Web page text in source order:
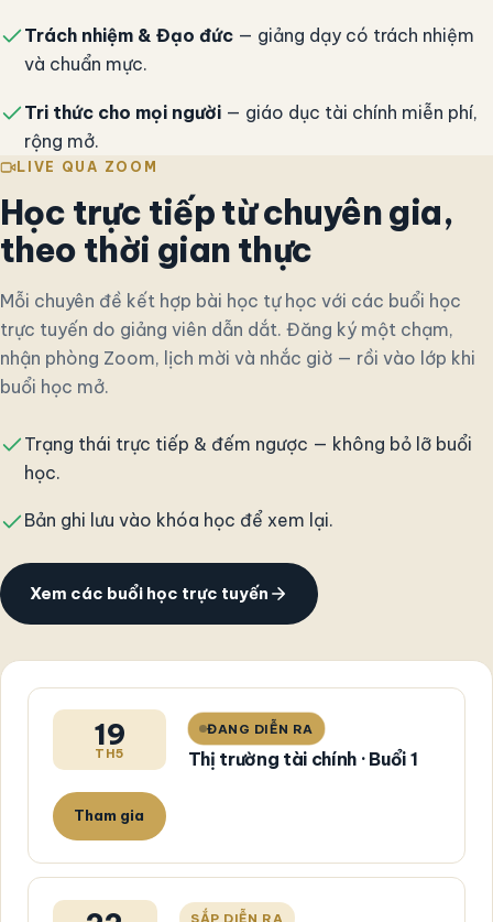
Trách nhiệm & Đạo đức — giảng dạy có trách nhiệm
và chuẩn mực.
Tri thức cho mọi người — giáo dục tài chính miễn phí,
rộng mở.
LIVE QUA ZOOM
Học trực tiếp từ chuyên gia,
theo thời gian thực
Mỗi chuyên đề kết hợp bài học tự học với các buổi học
trực tuyến do giảng viên dẫn dắt. Đăng ký một chạm,
nhận phòng Zoom, lịch mời và nhắc giờ — rồi vào lớp khi
buổi học mở.
Trạng thái trực tiếp & đếm ngược — không bỏ lỡ buổi
học.
Bản ghi lưu vào khóa học để xem lại.
Xem các buổi học trực tuyến
19
TH5
ĐANG DIỄN RA
Thị trường tài chính · Buổi 1
Tham gia
SẮP DIỄN RA